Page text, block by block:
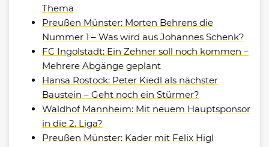
Thema
Preußen Münster: Morten Behrens die
Nummer 1 – Was wird aus Johannes Schenk?
FC Ingolstadt: Ein Zehner soll noch kommen –
Mehrere Abgänge geplant
Hansa Rostock: Peter Kiedl als nächster
Baustein – Geht noch ein Stürmer?
Waldhof Mannheim: Mit neuem Hauptsponsor
in die 2. Liga?
Preußen Münster: Kader mit Felix Higl